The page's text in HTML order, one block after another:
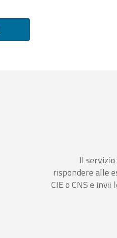
Il
rispondere alle
CIE o CNS e